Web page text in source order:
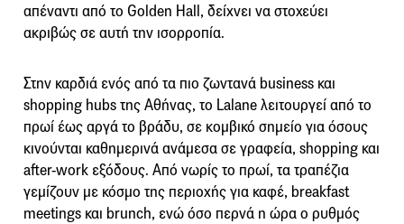
απέναντι από το Golden Hall, δείχνει να στοχεύει
ακριβώς σε αυτή την ισορροπία.
Στην καρδιά ενός από τα πιο ζωντανά business και
shopping hubs της Αθήνας, το Lalane λειτουργεί από το
πρωί έως αργά το βράδυ, σε κομβικό σημείο για όσους
κινούνται καθημερινά ανάμεσα σε γραφεία, shopping και
after-work εξόδους. Από νωρίς το πρωί, τα τραπέζια
γεμίζουν με κόσμο της περιοχής για καφέ, breakfast
meetings και brunch, ενώ όσο περνά η ώρα ο ρυθμός